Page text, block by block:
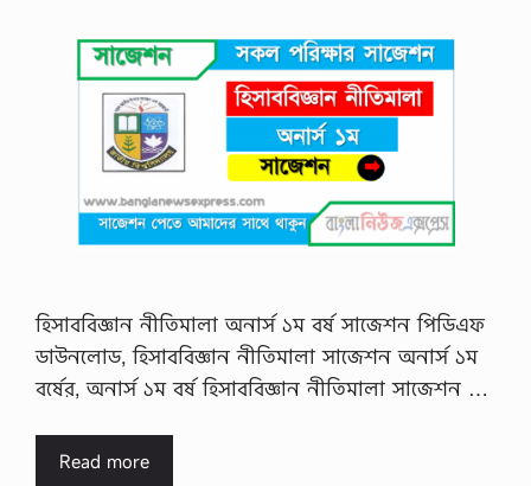
হিসাববিজ্ঞান নীতিমালা অনার্স ১ম বর্ষ সাজেশন পিডিএফ
ডাউনলোড, হিসাববিজ্ঞান নীতিমালা সাজেশন অনার্স ১ম
বর্ষের, অনার্স ১ম বর্ষ হিসাববিজ্ঞান নীতিমালা সাজেশন …
Read more